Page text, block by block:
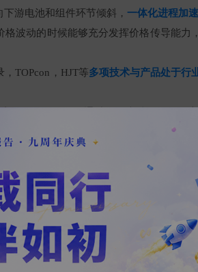
游电池和组件环节倾斜，一体化进程加
格波动的时候能够充分发挥价格传导能力
TOPcon，HJT等多项技术与产品处于行
道的布局，公司通过收购森特股份，开
，为实现光伏+氢能清洁能源高效利
化
一趋势的引领者正是——中环股份。中
技术研发为依托，倡导产业链上下游的